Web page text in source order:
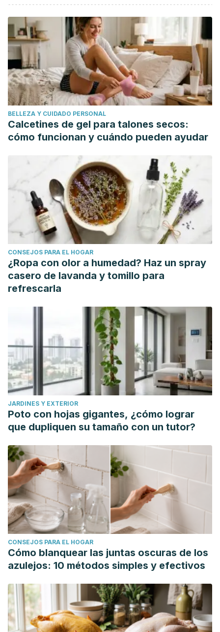
Trojian, T. H., Lishnak, T. S., & Heiman, D. (2009, April 1).
Epididymitis and orchitis: An overview.
American Family
Physician
. American Academy of Family Physicians.
Taylor, S. N. (2015). Epididymitis.Clinical Infectious
Diseases
, S770–S773. https://doi.org/10.1093/cid/civ812
Tracy, C. R., Steers, W. D., & Costabile, R. (2008, February).
Diagnosis and Management of Epididymitis.Urologic Clinics
of North America. https://doi.org/10.1016/j.ucl.2007.09.013
Michel, V., Pilatz, A., Hedger, M. P., & Meinhardt, A. (2015).
Epididymitis: Revelations at the convergence of clinical and
Asian Journal of Andrology
(Vol. 17, pp.
756–763). Medknow Publications.
https://doi.org/10.4103/1008-682X.155770
Lai Y, Yu Z, Shi B, Ni L, Liu Y, Yang S. Chronic scrotal pain
caused by Mild Epididymitis:Report of a series of 44
cases.Pak J Med Sci. 2014;30(3):638–641.
doi:10.12669/pjms.303.4256
BELLEZA Y CUIDADO PERSONAL
Calcetines de gel para talones secos:
cómo funcionan y cuándo pueden ayudar
CONSEJOS PARA EL HOGAR
¿Ropa con olor a humedad? Haz un spray
casero de lavanda y tomillo para
refrescarla
JARDINES Y EXTERIOR
Poto con hojas gigantes, ¿cómo lograr
que dupliquen su tamaño con un tutor?
CONSEJOS PARA EL HOGAR
Cómo blanquear las juntas oscuras de los
azulejos: 10 métodos simples y efectivos